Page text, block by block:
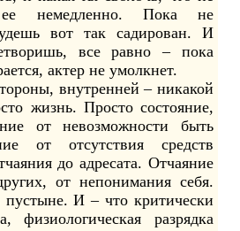
ее немедленно. Пока не
вот так садирован. И
все равно – пока
актер не умолкнет.
внутренней – никакой
жизнь. Просто состояние,
от невозможности быть
от отсутствия средств
до адресата. Отчаяние
от непонимания себя.
И – что критически
физиологическая разрядка